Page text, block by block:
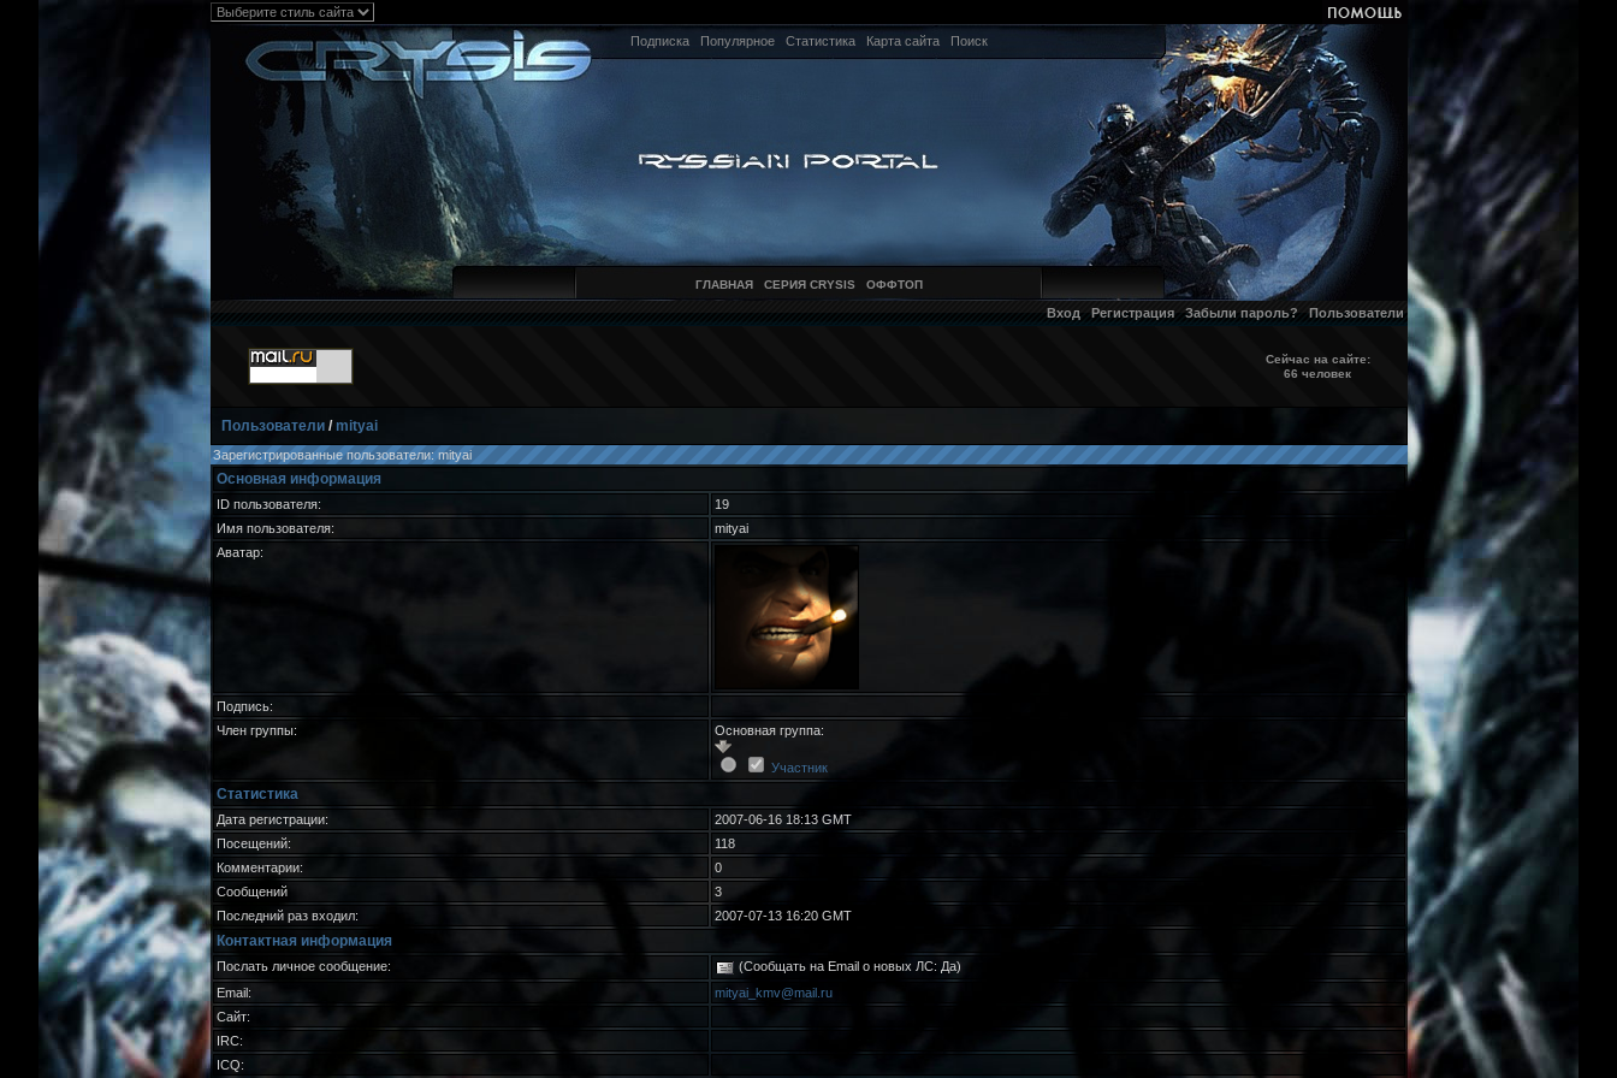
Подписка Популярное Статистика Карта сайта Поиск
ГЛАВНАЯ СЕРИЯ CRYSIS ОФФТОП
Вход Регистрация Забыли пароль? Пользователи
Сейчас на сайте:
66 человек
Пользователи/mityai
Зарегистрированные пользователи: mityai
Основная информация
ID пользователя:
19
Имя пользователя:
mityai
Аватар:
Подпись:
Член группы:
Основная группа:
Участник
Статистика
Дата регистрации:
2007-06-16 18:13 GMT
Посещений:
118
Комментарии:
0
Сообщений
3
Последний раз входил:
2007-07-13 16:20 GMT
Контактная информация
Послать личное сообщение:
(Сообщать на Email о новых ЛС: Да)
Email:
mityai_kmv@mail.ru
Сайт:
IRC:
ICQ: